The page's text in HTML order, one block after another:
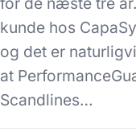
kunde hos
og det er
at
Scandlines…